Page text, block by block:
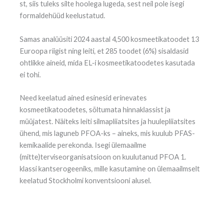
st, siis tuleks silte hoolega lugeda, sest neil pole isegi
formaldehüüd keelustatud.
Samas analüüsiti 2024 aastal 4,500 kosmeetikatoodet 13
Euroopa riigist ning leiti, et 285 toodet (6%) sisaldasid
ohtlikke aineid, mida EL-i kosmeetikatoodetes kasutada
ei tohi.
Need keelatud ained esinesid erinevates
kosmeetikatoodetes, sõltumata hinnaklassist ja
müüjatest. Näiteks leiti silmapliiatsites ja huulepliiatsites
ühend, mis laguneb PFOA-ks – aineks, mis kuulub PFAS-
kemikaalide perekonda. Isegi ülemaailme
(mitte)terviseorganisatsioon on kuulutanud PFOA 1.
klassi kantserogeeniks, mille kasutamine on ülemaailmselt
keelatud Stockholmi konventsiooni alusel.